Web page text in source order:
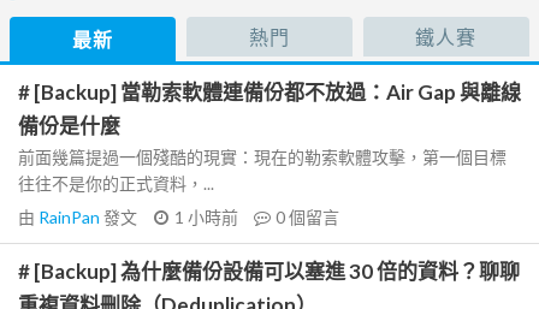
最新 熱門 鐵人賽
# [Backup] 當勒索軟體連備份都不放過：Air Gap 與離線
備份是什麼
前面幾篇提過一個殘酷的現實：現在的勒索軟體攻擊，第一個目標
往往不是你的正式資料，...
由 RainPan 發文 1 小時前 0個留言
# [Backup] 為什麼備份設備可以塞進 30 倍的資料？聊聊